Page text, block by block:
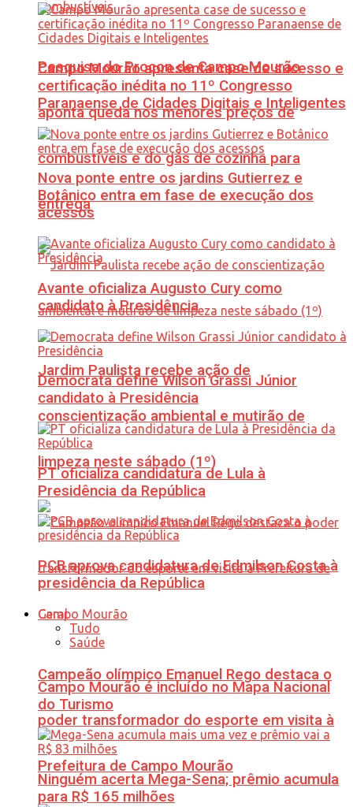
Pesquisa do Procon de Campo Mourão
aponta queda nos menores preços de
combustíveis e do gás de cozinha para
entrega
Jardim Paulista recebe ação de
conscientização ambiental e mutirão de
limpeza neste sábado (1º)
Campeão olímpico Emanuel Rego destaca o
poder transformador do esporte em visita à
Prefeitura de Campo Mourão
Campo Mourão apresenta case de sucesso e
certificação inédita no 11º Congresso
Paranaense de Cidades Digitais e Inteligentes
Nova ponte entre os jardins Gutierrez e
Botânico entra em fase de execução dos
acessos
Avante oficializa Augusto Cury como
candidato à Presidência
Democrata define Wilson Grassi Júnior
candidato à Presidência
PT oficializa candidatura de Lula à
Presidência da República
PCB aprova candidatura de Edmilson Costa à
presidência da República
Geral
Tudo
Saúde
Campo Mourão é incluído no Mapa Nacional
do Turismo
Ninguém acerta Mega-Sena; prêmio acumula
para R$ 165 milhões